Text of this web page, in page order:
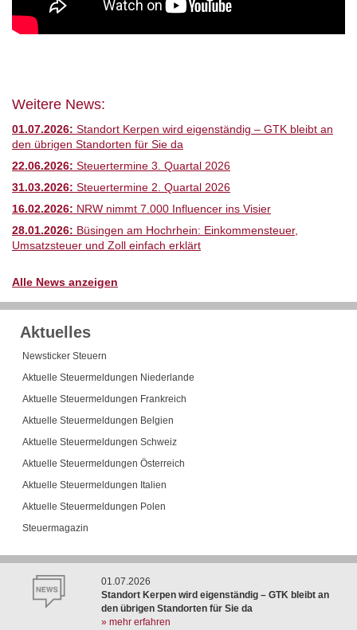
Weitere News:
01.07.2026: Standort Kerpen wird eigenständig – GTK bleibt an
den übrigen Standorten für Sie da
22.06.2026: Steuertermine 3. Quartal 2026
31.03.2026: Steuertermine 2. Quartal 2026
16.02.2026: NRW nimmt 7.000 Influencer ins Visier
28.01.2026: Büsingen am Hochrhein: Einkommensteuer,
Umsatzsteuer und Zoll einfach erklärt
Alle News anzeigen
Aktuelles
Newsticker Steuern
Aktuelle Steuermeldungen Niederlande
Aktuelle Steuermeldungen Frankreich
Aktuelle Steuermeldungen Belgien
Aktuelle Steuermeldungen Schweiz
Aktuelle Steuermeldungen Österreich
Aktuelle Steuermeldungen Italien
Aktuelle Steuermeldungen Polen
Steuermagazin
01.07.2026
Standort Kerpen wird eigenständig – GTK bleibt an
den übrigen Standorten für Sie da
» mehr erfahren